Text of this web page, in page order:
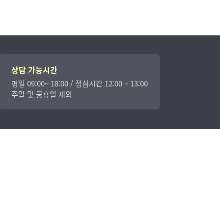
상담 가능시간
평일 09:00~ 18:00 / 점심시간 12:00 ~ 13:00
주말 및 공휴일 제외